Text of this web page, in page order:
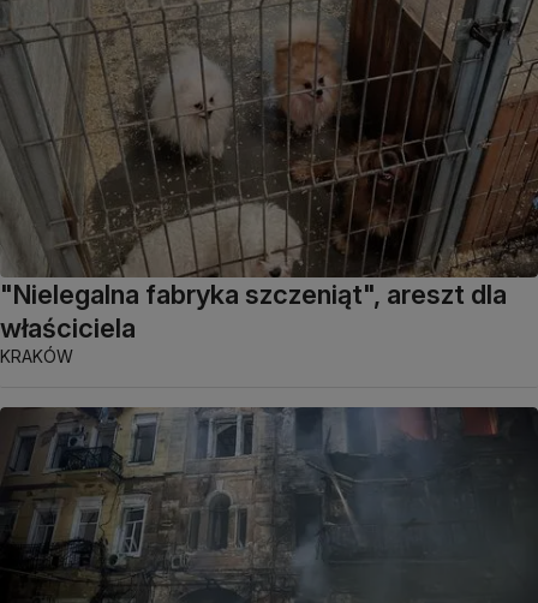
"Nielegalna fabryka szczeniąt", areszt dla
właściciela
KRAKÓW